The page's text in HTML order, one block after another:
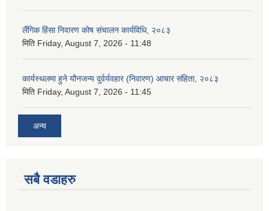
लैंगिक हिंसा निवारण कोष संचालन कार्यविधि, २०८३
मिति Friday, August 7, 2026 - 11:48
कार्यस्थलमा हुने यौनजन्य दुर्वर्यवहार (निवारण) आचार संहिता, २०८३
मिति Friday, August 7, 2026 - 11:45
अन्य
सबै वडाहरु